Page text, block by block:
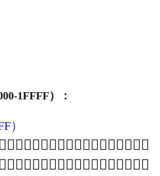
1FFFF）：
）
𖀌𖀍𖀎𖀏𖀐𖀑𖀒𖀓𖀔𖀕𖀖𖀗𖀘𖀙𖀚𖀛𖀜𖀝
𖀪𖀫𖀬𖀭𖀮𖀯𖀰𖀱𖀲𖀳𖀴𖀵𖀶𖀷𖀸𖀹𖀺𖀻